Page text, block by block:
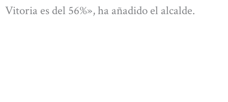
Vitoria es del 56%», ha añadido el alcalde.